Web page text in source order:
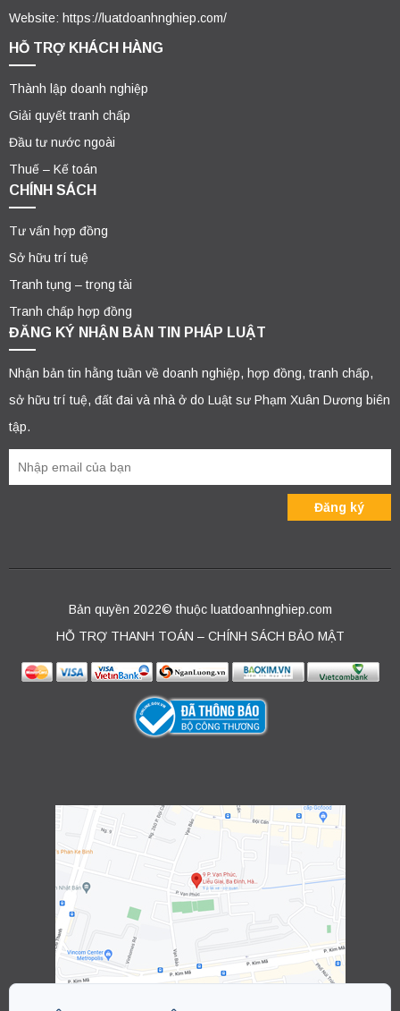
Website: https://luatdoanhnghiep.com/
HỖ TRỢ KHÁCH HÀNG
Thành lập doanh nghiệp
Giải quyết tranh chấp
Đầu tư nước ngoài
Thuế – Kế toán
CHÍNH SÁCH
Tư vấn hợp đồng
Sở hữu trí tuệ
Tranh tụng – trọng tài
Tranh chấp hợp đồng
ĐĂNG KÝ NHẬN BẢN TIN PHÁP LUẬT
Nhận bản tin hằng tuần về doanh nghiệp, hợp đồng, tranh chấp,
sở hữu trí tuệ, đất đai và nhà ở do Luật sư Phạm Xuân Dương biên
tập.
Bản quyền 2022© thuộc luatdoanhnghiep.com
HỖ TRỢ THANH TOÁN – CHÍNH SÁCH BẢO MẬT